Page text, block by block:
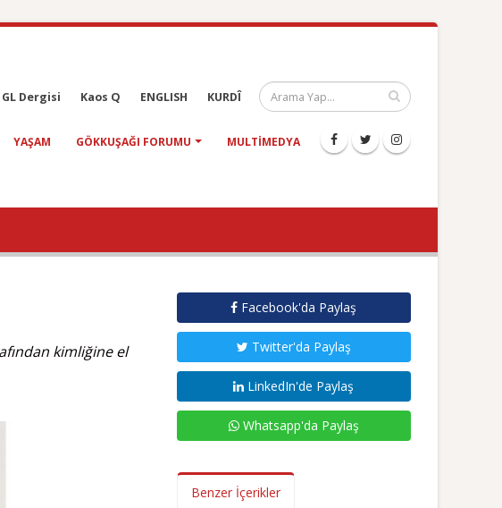
GL Dergisi Kaos Q ENGLISH KURDÎ
YAŞAM GÖKKUŞAĞI FORUMU MULTIMEDYA
kimliğine el
Facebook'da Paylaş
Twitter'da Paylaş
LinkedIn'de Paylaş
Whatsapp'da Paylaş
Benzer İçerikler